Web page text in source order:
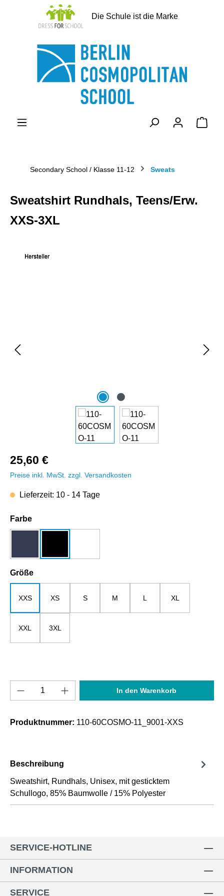
springen
Die Schule ist die Marke
Secondary School / Klasse 11-12 Sweats
Sweatshirt Rundhals, Teens/Erw.
XXS-3XL
25,60 €
Preise inkl. MwSt. zzgl. Versandkosten
Lieferzeit: 10 - 14 Tage
Farbeauswählen
Größeauswählen
XXS XS S M L XL
XXL 3XL
Produkt Anzahl: Gib den gewünschten
In den Warenkorb
Produktnummer: 110-60COSMO-11_9001-XXS
Beschreibung
Sweatshirt, Rundhals, Unisex, mit gesticktem
Schullogo, 85% Baumwolle / 15% Polyester
SERVICE-HOTLINE
INFORMATION
SERVICE